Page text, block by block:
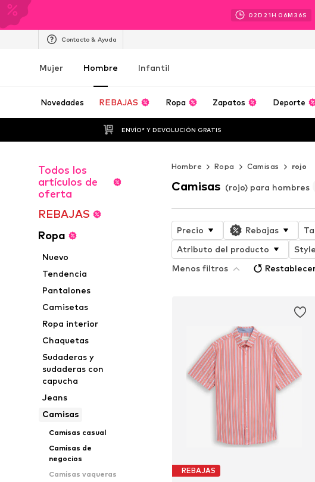
02D 21H 06M 33S
Contacto & Ayuda
Mujer Hombre Infantil
Novedades REBAJAS Ropa Zapatos Deporte
ENVÍO* Y DEVOLUCIÓN GRATIS
Todos los
artículos de
oferta
REBAJAS
Ropa
Nuevo
Tendencia
Pantalones
Camisetas
Ropa interior
Chaquetas
Sudaderas y
sudaderas con
capucha
Jeans
Camisas
Camisas casual
Camisas de
negocios
Camisas vaqueras
Hombre Ropa Camisas rojo
Camisas (rojo) para hombres
Precio Rebajas
Atributo del producto
Style
Menos filtros
REBAJAS